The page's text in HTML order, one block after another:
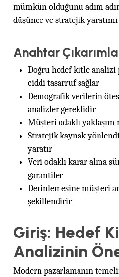
mümkün olduğunu adım
düşünce ve stratejik
Anahtar
Doğru hedef kitle analizi
ciddi tasarruf sağlar
Demografik verilerin
analizler gereklidir
Müşteri odaklı yaklaşım
Stratejik kaynak
yaratır
Veri odaklı karar alma
garantiler
Derinlemesine müşteri
şekillendirir
Giriş: Hedef
Analizinin
Modern pazarlamanın